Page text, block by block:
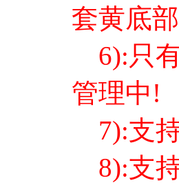
套黄底
6):只
管理中!
7):支
8):支